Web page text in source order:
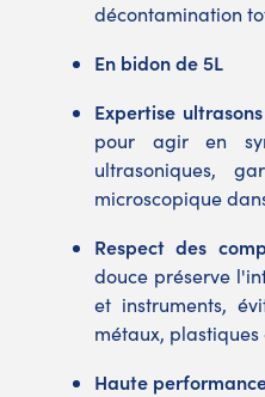
décontamination
En bidon de 5L
Expertise ultrasons
pour agir en
ultrasoniques,
microscopique
Respect des
douce préserve
et instruments,
métaux, plastiques
Haute